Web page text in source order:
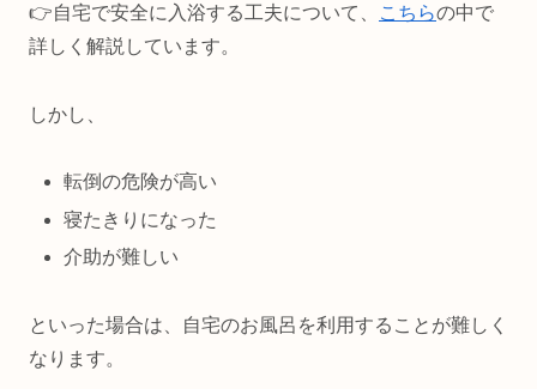
👉️自宅で安全に入浴する工夫について、 こちらの中で
詳しく解説しています。
しかし、
転倒の危険が高い
寝たきりになった
介助が難しい
といった場合は、自宅のお風呂を利用することが難しく
なります。